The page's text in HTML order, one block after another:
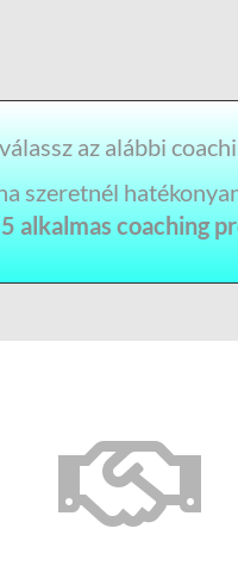
az alábbi
szeretnél
5 alkalmas coaching
